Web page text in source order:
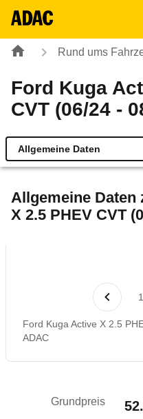
Rund ums
Ford Kuga
CVT (06/24 -
Allgemeine Daten
Technische Daten
Laufende Kosten
Rückrufe & Mängel
Reichweitenrechner
Allgemeine Daten
X 2.5 PHEV CVT
1
Ford Kuga Active X 2.5
ADAC
Grundpreis